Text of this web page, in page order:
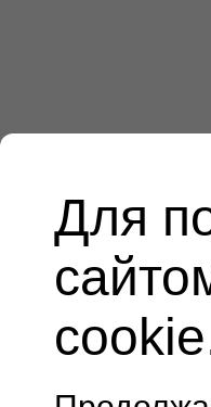
Для